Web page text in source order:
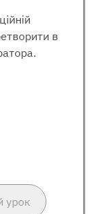
в
урок